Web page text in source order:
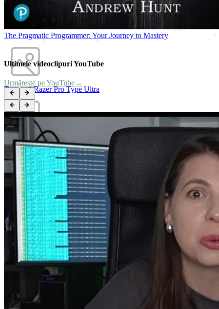
The Pragmatic Programmer: Your Journey to Mastery
Tastatură Razer Pro Type Ultra
Kit de programare Arduino Starter UNO R3
Ultimele videoclipuri YouTube
Urmărește pe YouTube→